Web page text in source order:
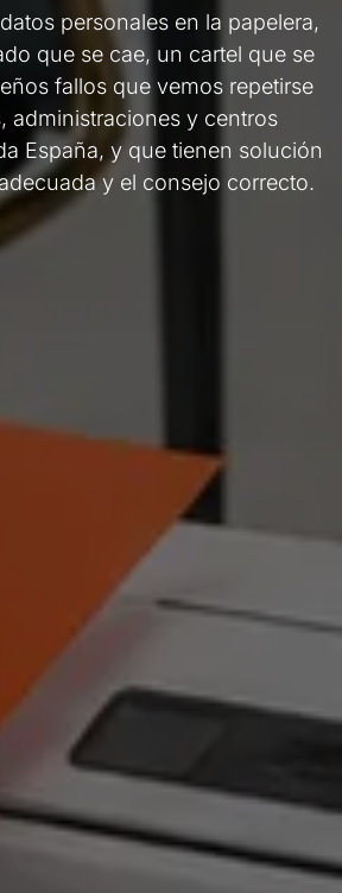
personales en la papelera,
que se cae, un cartel que se
fallos que vemos repetirse
administraciones y centros
España, y que tienen solución
y el consejo correcto.